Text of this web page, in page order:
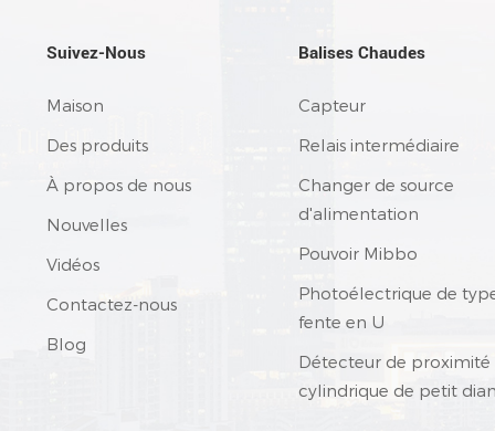
Suivez-Nous
Maison
Des produits
À propos de nous
Nouvelles
Vidéos
Contactez-nous
Blog
Balises Chaudes
Capteur
Relais intermédiaire
Changer de source
d'alimentation
Pouvoir Mibbo
Photoélectrique de
fente en U
Détecteur de proximité
cylindrique de petit